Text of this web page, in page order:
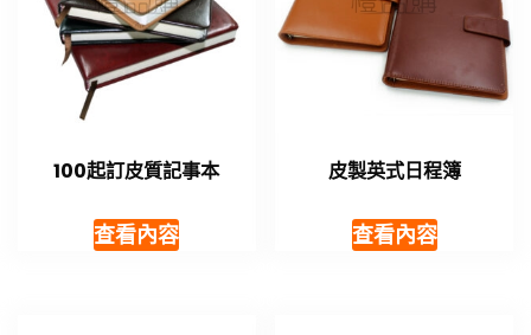
100起訂皮質記事本
查看內容
皮製英式日程簿
查看內容